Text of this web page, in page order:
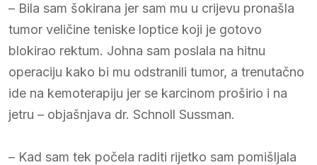
– Bila sam šokirana jer sam mu u crijevu pronašla
tumor veličine teniske loptice koji je gotovo
blokirao rektum. Johna sam poslala na hitnu
operaciju kako bi mu odstranili tumor, a trenutačno
ide na kemoterapiju jer se karcinom proširio i na
jetru – objašnjava dr. Schnoll Sussman.
– Kad sam tek počela raditi rijetko sam pomišljala